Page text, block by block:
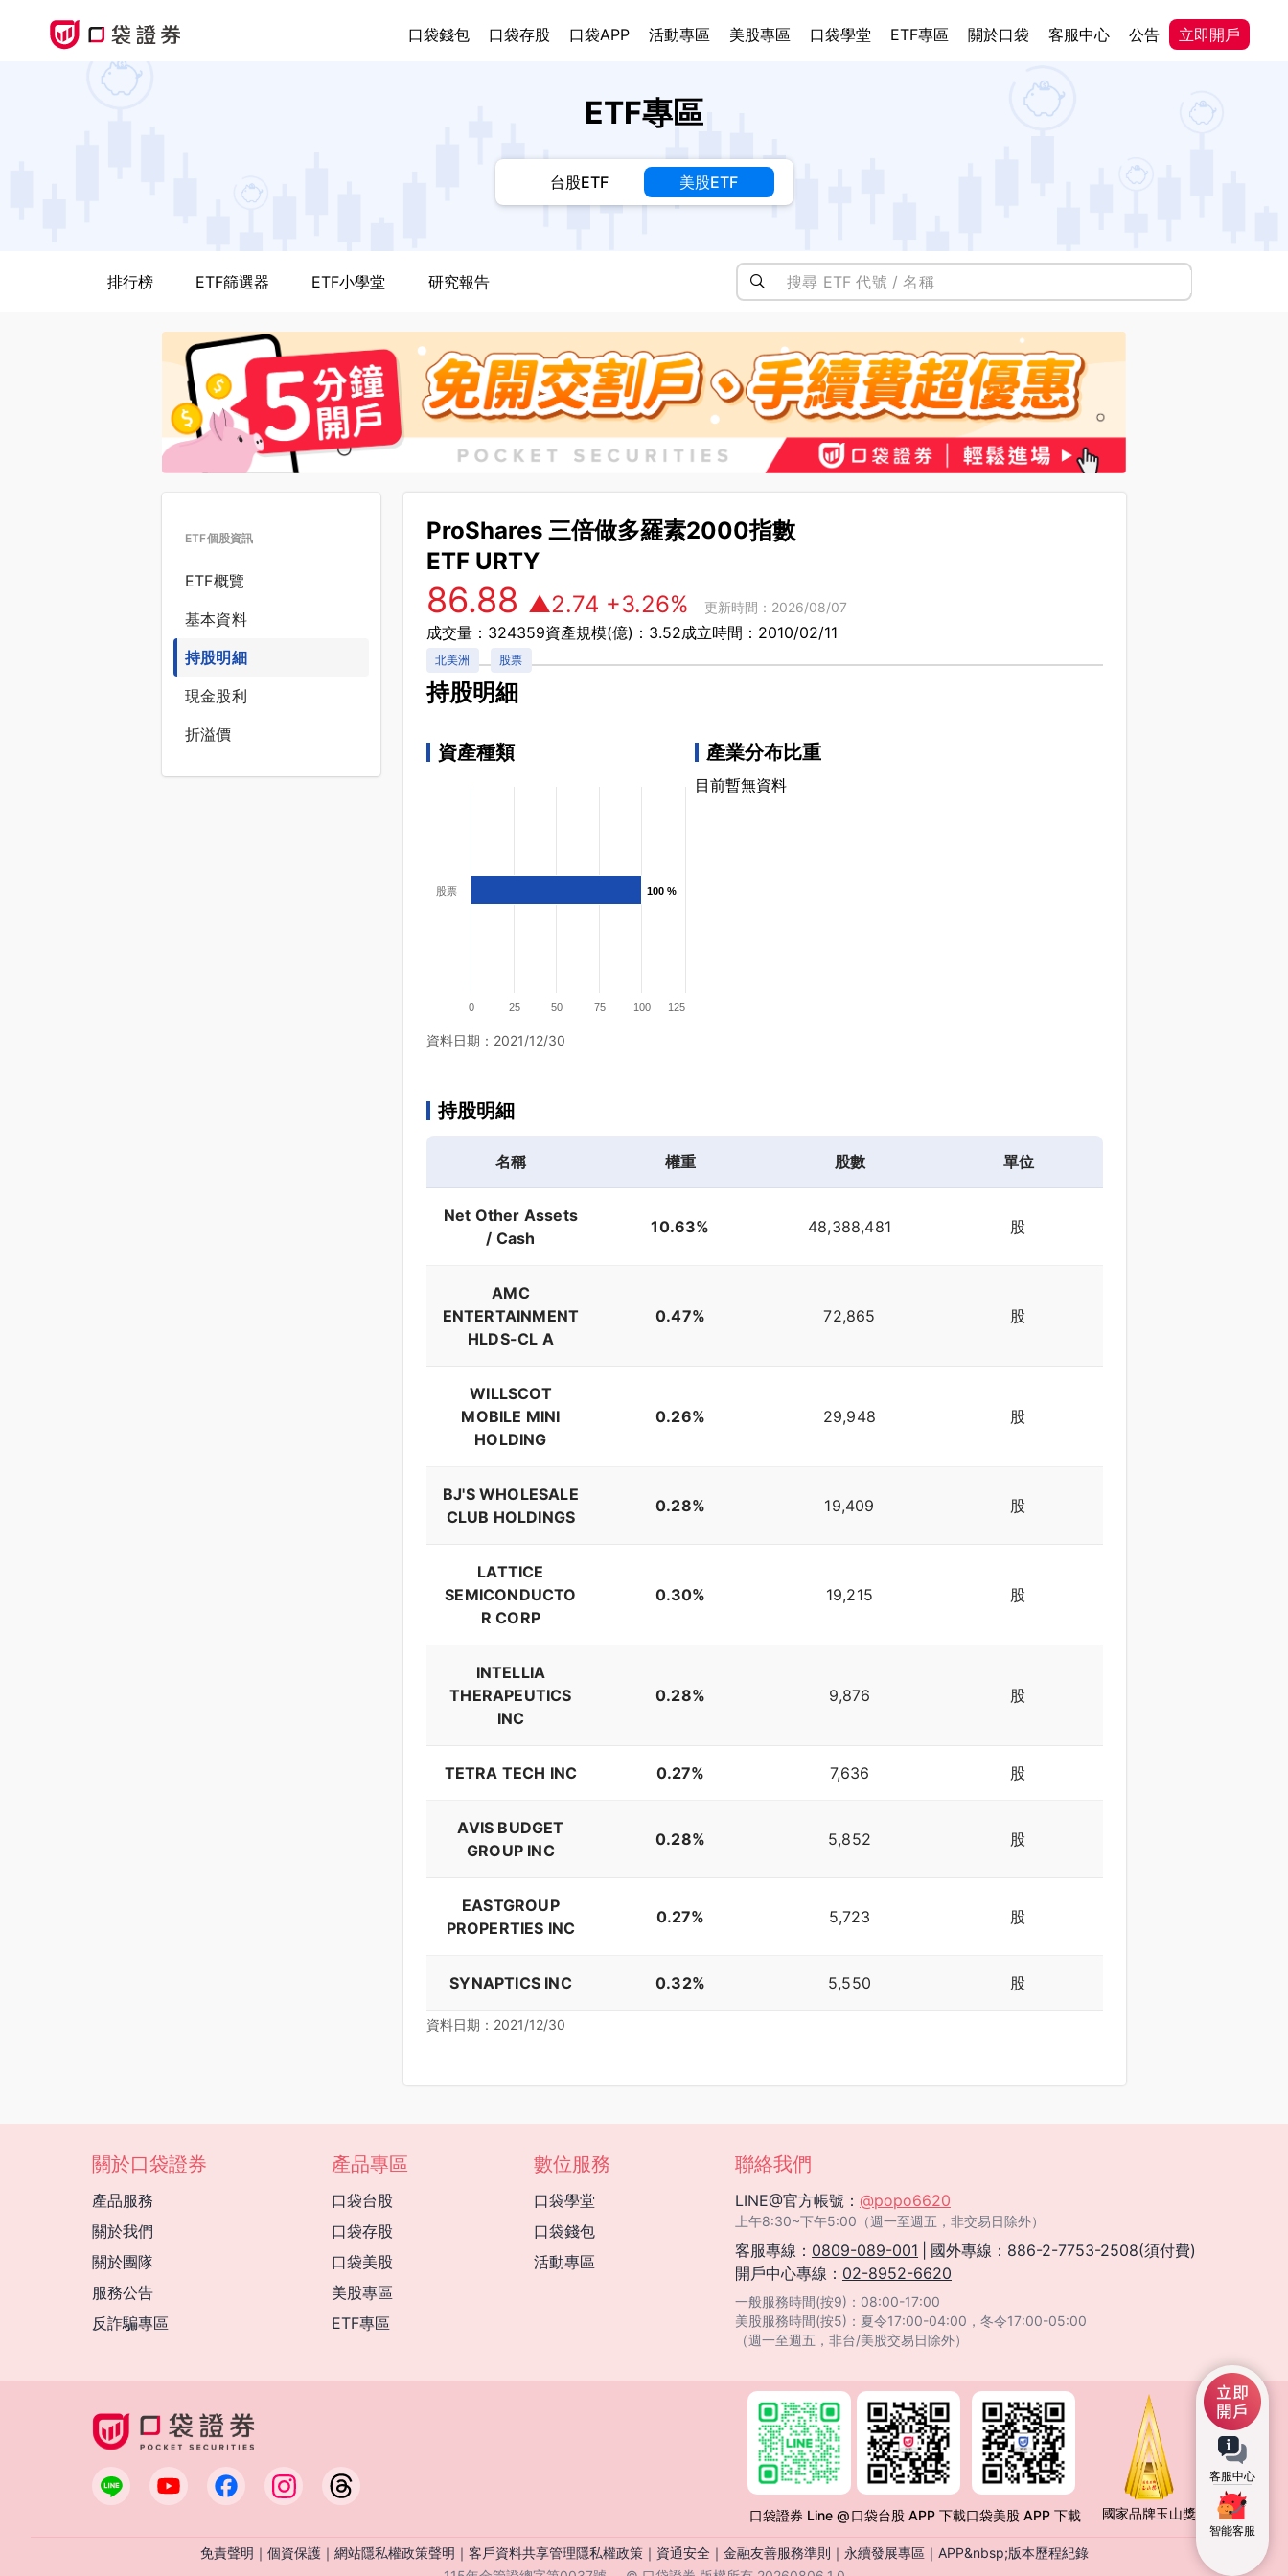
口袋錢包 口袋存股 口袋APP 活動專區 美股專區 口袋學堂 ETF專區 關於口袋 客服中心 公告 立即開戶
ETF專區
台股ETF 美股ETF
排行榜 ETF篩選器 ETF小學堂 研究報告
客服中心
智能客服
ETF個股資訊
ETF概覽
基本資料
持股明細
現金股利
折溢價
ProShares 三倍做多羅素2000指數
ETF URTY
86.88 ▲2.74 +3.26% 更新時間：2026/08/07
成交量：324359資產規模(億)：3.52成立時間：2010/02/11
北美洲 股票
持股明細
資產種類
100 %
100 %
股票
0 25 50 75 100 125
資料日期：2021/12/30
產業分布比重
目前暫無資料
持股明細
名稱 權重 股數 單位
Net Other Assets
/ Cash
10.63% 48,388,481 股
AMC
ENTERTAINMENT
HLDS-CL A
0.47% 72,865 股
WILLSCOT
MOBILE MINI
HOLDING
0.26% 29,948 股
BJ'S WHOLESALE
CLUB HOLDINGS
0.28% 19,409 股
LATTICE
SEMICONDUCTO
R CORP
0.30% 19,215 股
INTELLIA
THERAPEUTICS
INC
0.28% 9,876 股
TETRA TECH INC 0.27% 7,636 股
AVIS BUDGET
GROUP INC
0.28% 5,852 股
EASTGROUP
PROPERTIES INC
0.27% 5,723 股
SYNAPTICS INC 0.32% 5,550 股
資料日期：2021/12/30
關於口袋證券
產品服務
關於我們
關於團隊
服務公告
反詐騙專區
產品專區
口袋台股
口袋存股
口袋美股
美股專區
ETF專區
數位服務
口袋學堂
口袋錢包
活動專區
聯絡我們
LINE@官方帳號： @popo6620
上午8:30~下午5:00（週一至週五，非交易日除外）
客服專線： 0809-089-001
國外專線：886-2-7753-2508(須付費)
開戶中心專線： 02-8952-6620
一般服務時間(按9)：08:00-17:00
美股服務時間(按5)： 夏令17:00-04:00，冬令17:00-05:00
（週一至週五，非台/美股交易日除外）
口袋證券 Line @口袋台股 APP 下載口袋美股 APP 下載 國家品牌玉山獎
免責聲明 ｜ 個資保護｜ 網站隱私權政策聲明 ｜ 客戶資料共享管理隱私權政策｜ 資通安全｜ 金融友善服務準則 ｜ 永續發展專區｜ APP&nbsp;版本歷程紀錄